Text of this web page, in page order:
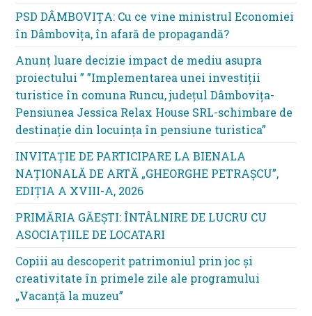
PSD DÂMBOVIȚA: Cu ce vine ministrul Economiei
în Dâmbovița, în afară de propagandă?
Anunț luare decizie impact de mediu asupra
proiectului ” ”Implementarea unei investiții
turistice în comuna Runcu, județul Dâmbovița-
Pensiunea Jessica Relax House SRL-schimbare de
destinație din locuința în pensiune turistica”
INVITAȚIE DE PARTICIPARE LA BIENALA
NAȚIONALĂ DE ARTĂ „GHEORGHE PETRAȘCU”,
EDIŢIA A XVIII-A, 2026
PRIMĂRIA GĂEȘTI: ÎNTÂLNIRE DE LUCRU CU
ASOCIAȚIILE DE LOCATARI
Copiii au descoperit patrimoniul prin joc și
creativitate în primele zile ale programului
„Vacanță la muzeu”